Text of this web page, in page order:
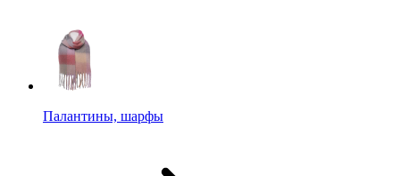
Палантины, шарфы